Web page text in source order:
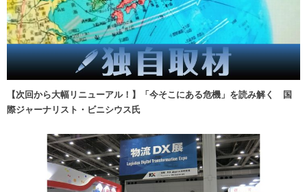
【次回から大幅リニューアル！】「今そこにある危機」を読み解く 国
際ジャーナリスト・ビニシウス氏